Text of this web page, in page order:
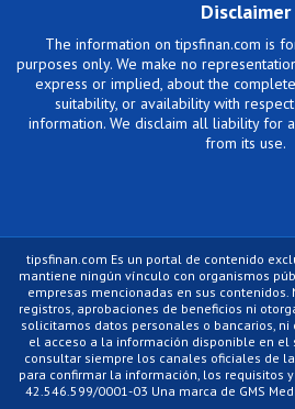
Disclaimer
The information on tipsfinan.com is
purposes only. We make no
express or implied, about the
suitability, or availability with
information. We disclaim all liability for
from its use.
tipsfinan.com Es un portal de contenido
mantiene ningún vínculo con organismos
empresas mencionadas en sus contenidos.
registros, aprobaciones de beneficios ni
solicitamos datos personales o bancarios,
el acceso a la información disponible en el
consultar siempre los canales oficiales de
para confirmar la información, los requisitos y
42.546.599/0001-03 Una marca de GMS